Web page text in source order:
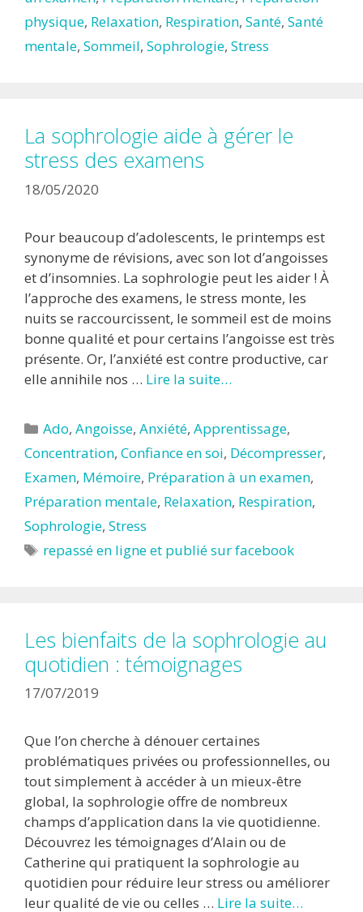
physique, Relaxation, Respiration, Santé, Santé
mentale, Sommeil, Sophrologie, Stress
La sophrologie aide à gérer le
stress des examens
18/05/2020
Pour beaucoup d’adolescents, le printemps est
synonyme de révisions, avec son lot d’angoisses
et d’insomnies. La sophrologie peut les aider ! À
l’approche des examens, le stress monte, les
nuits se raccourcissent, le sommeil est de moins
bonne qualité et pour certains l’angoisse est très
présente. Or, l’anxiété est contre productive, car
elle annihile nos … Lire la suite…
Catégories
Ado,Angoisse,Anxiété,Apprentissage,
Concentration, Confiance en soi, Décompresser,
Examen, Mémoire, Préparation à un examen,
Préparation mentale, Relaxation, Respiration,
Sophrologie, Stress
Étiquettes
repassé en ligne et publié sur facebook
Les bienfaits de la sophrologie au
quotidien : témoignages
17/07/2019
Que l’on cherche à dénouer certaines
problématiques privées ou professionnelles, ou
tout simplement à accéder à un mieux-être
global, la sophrologie offre de nombreux
champs d’application dans la vie quotidienne.
Découvrez les témoignages d’Alain ou de
Catherine qui pratiquent la sophrologie au
quotidien pour réduire leur stress ou améliorer
leur qualité de vie ou celles … Lire la suite…